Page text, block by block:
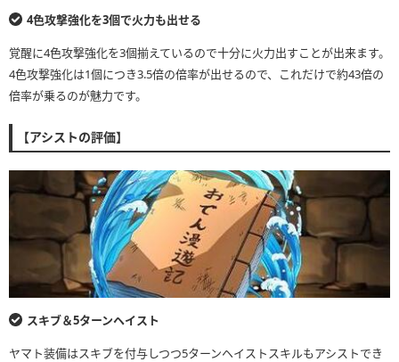
4色攻撃強化を3個で火力も出せる
覚醒に4色攻撃強化を3個揃えているので十分に火力出すことが出来ます。
4色攻撃強化は1個につき3.5倍の倍率が出せるので、これだけで約43倍の
倍率が乗るのが魅力です。
【アシストの評価】
スキブ＆5ターンヘイスト
ヤマト装備はスキブを付与しつつ5ターンヘイストスキルもアシストでき